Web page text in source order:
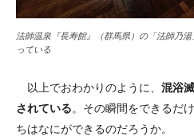
法師温泉『長寿館』（群馬県）の「法師乃
っている
以上でおわかりのように、 混浴
されている。その瞬間をできるだ
ちはなにができるのだろうか。